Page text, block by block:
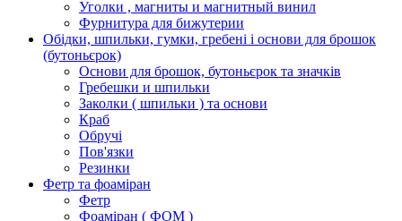
Уголки , магниты и магнитный винил
Фурнитура для бижутерии
Обідки, шпильки, гумки, гребені і основи для брошок
(бутоньєрок)
Основи для брошок, бутоньєрок та значків
Гребешки и шпильки
Заколки ( шпильки ) та основи
Краб
Обручі
Пов'язки
Резинки
Фетр та фоаміран
Фетр
Фоаміран ( ФОМ )